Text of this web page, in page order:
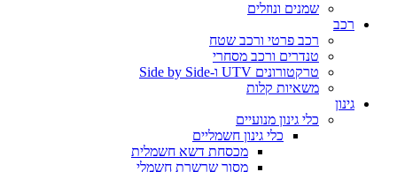
שמנים ונוזלים
רכב
רכב פרטי ורכב שטח
טנדרים ורכב מסחרי
טרקטורונים UTV ו-Side by Side
משאיות קלות
גינון
כלי גינון מנועיים
כלי גינון חשמליים
מכסחת דשא חשמלית
מסור שרשרת חשמלי